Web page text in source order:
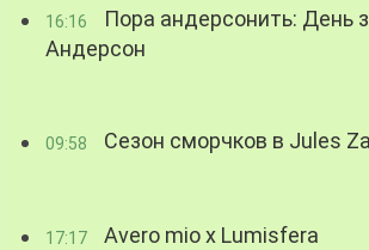
16:16
Пора андерсонить: День
Андерсон
09:58 Сезон сморчков в Jules
17:17 Avero mio x Lumisfera